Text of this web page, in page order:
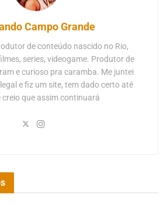
Campo Grande
de conteúdo nascido no Rio,
series, videogame. Produtor de
e curioso pra caramba. Me juntei
e fiz um site, tem dado certo até
creio que assim continuará